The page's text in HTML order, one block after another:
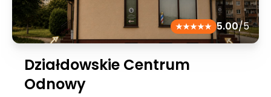
5.00/5
Działdowskie Centrum
Odnowy